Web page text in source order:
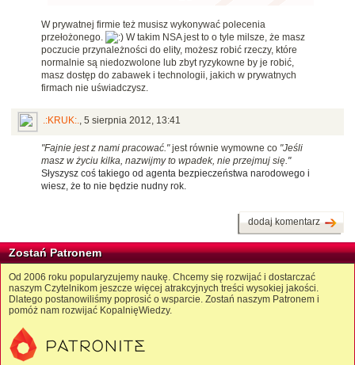
W prywatnej firmie też musisz wykonywać polecenia
przełożonego.
W takim NSA jest to o tyle milsze, że masz
poczucie przynależności do elity, możesz robić rzeczy, które
normalnie są niedozwolone lub zbyt ryzykowne by je robić,
masz dostęp do zabawek i technologii, jakich w prywatnych
firmach nie uświadczysz.
.:KRUK:., 5 sierpnia 2012, 13:41
"Fajnie jest z nami pracować."jest równie wymowne co "Jeśli
masz w życiu kilka, nazwijmy to wpadek, nie przejmuj się."
Słyszysz coś takiego od agenta bezpieczeństwa narodowego i
wiesz, że to nie będzie nudny rok.
dodaj komentarz
Zostań Patronem
Od 2006 roku popularyzujemy naukę. Chcemy się rozwijać i dostarczać
naszym Czytelnikom jeszcze więcej atrakcyjnych treści wysokiej jakości.
Dlatego postanowiliśmy poprosić o wsparcie. Zostań naszym Patronem i
pomóż nam rozwijać KopalnięWiedzy.